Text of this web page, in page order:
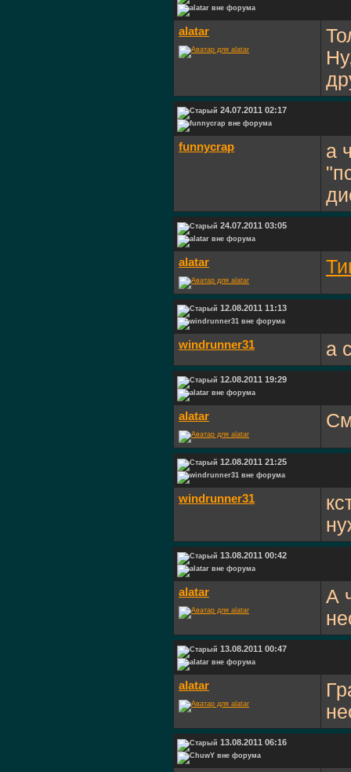
alatar
24.07.2011 02:17
funnycrap
а
24.07.2011 03:05
alatar
12.08.2011 11:13
windrunner31 а
12.08.2011 19:29
alatar
12.08.2011 21:25
windrunner31
13.08.2011 00:42
alatar
А
13.08.2011 00:47
alatar
13.08.2011 06:16